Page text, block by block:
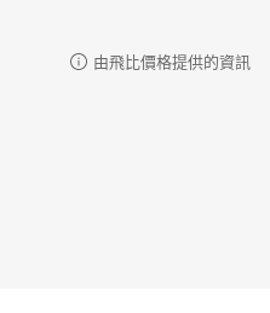
由飛比價格提供的資訊